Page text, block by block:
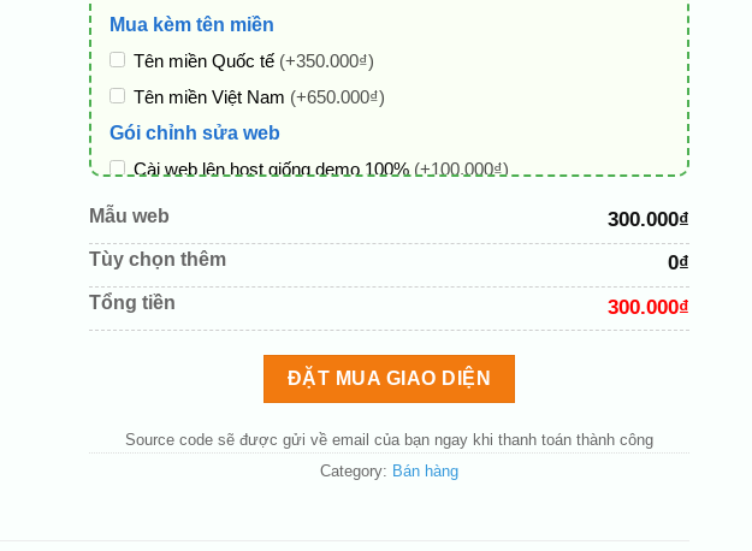
Mua kèm tên miền
Tên miền Quốc tế (+350.000₫)
Tên miền Việt Nam (+650.000₫)
Gói chỉnh sửa web
Cài web lên host giống demo 100% (+100.000₫)
Thay logo + thông tin doanh nghiệp
Đổi màu chủ đạo theo tông của logo(+200.000₫)
Sửa danh mục và sắp xếp lại đề mục menu cho chuẩn
Thay đổi bố cục trang chủ (đơn giản)
Mẫu web 300.000₫
Tùy chọn thêm 0₫
Tổng tiền 300.000₫
ĐẶT MUA GIAO DIỆN
Source code sẽ được gửi về email của bạn ngay khi thanh toán thành công
Category: Bán hàng